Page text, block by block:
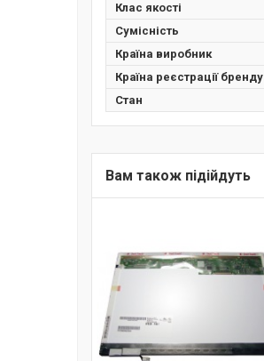
Клас якості
Сумісність
Країна виробник
Країна реєстрації бренду
Стан
Вам також підійдуть